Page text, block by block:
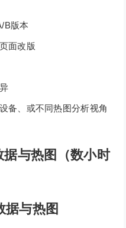
B版本
面改版
备、或不同热图分析视角
与热图（数小时
据与热图